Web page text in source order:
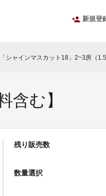
新規登
「シャインマスカット18」2~3房（1.5㎏
含む】
残り販売数
数量選択